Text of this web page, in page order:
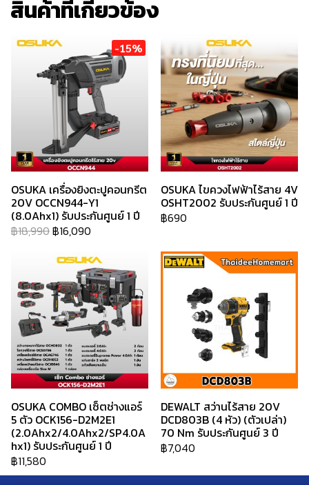
สินค้าที่เกี่ยวข้อง
-15%
OSUKA เครื่องยิงตะปูคอนกรีต
20V OCCN944-Y1
(8.0Ahx1) รับประกันศูนย์ 1 ปี
฿18,990฿16,090
OSUKA ไขควงไฟฟ้าไร้สาย 4V
OSHT2002 รับประกันศูนย์ 1 ปี
฿690
OSUKA COMBO เซ็ตช่างแอร์
5 ตัว OCK156-D2M2E1
(2.0Ahx2/4.0Ahx2/SP4.0A
hx1) รับประกันศูนย์ 1 ปี
฿11,580
DEWALT สว่านไร้สาย 20V
DCD803B (4 หัว) (ตัวเปล่า)
70 Nm รับประกันศูนย์ 3 ปี
฿7,040